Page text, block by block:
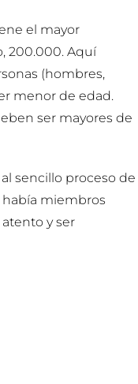
el mayor
200.000. Aquí
(hombres,
menor de edad.
ser mayores de
sencillo proceso de
miembros
y ser